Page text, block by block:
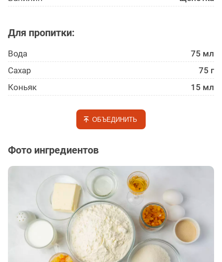
Для пропитки:
Вода
75 мл
Сахар
75 г
Коньяк
15 мл
ОБЪЕДИНИТЬ
Фото ингредиентов